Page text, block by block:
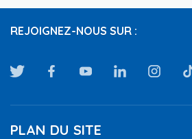
REJOIGNEZ-NOUS SUR :
PLAN DU SITE